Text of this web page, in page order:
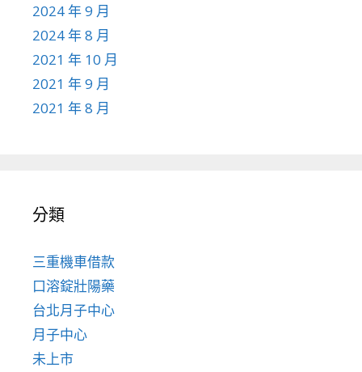
2024 年 9 月
2024 年 8 月
2021 年 10 月
2021 年 9 月
2021 年 8 月
分類
三重機車借款
口溶錠壯陽藥
台北月子中心
月子中心
未上市